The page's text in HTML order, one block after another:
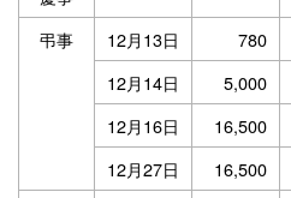
弔事
12月13日 780
12月14日
5,000
12月16日
16,500
12月27日
16,500